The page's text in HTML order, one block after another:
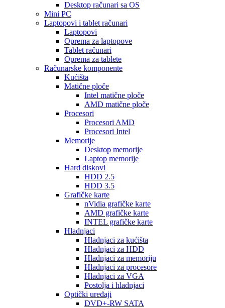
Desktop računari sa OS
Mini PC
Laptopovi i tablet računari
Laptopovi
Oprema za laptopove
Tablet računari
Oprema za tablete
Računarske komponente
Kućišta
Matične ploče
Intel matične ploče
AMD matične ploče
Procesori
Procesori AMD
Procesori Intel
Memorije
Desktop memorije
Laptop memorije
Hard diskovi
HDD 2.5
HDD 3.5
Grafičke karte
nVidia grafičke karte
AMD grafičke karte
INTEL grafičke karte
Hladnjaci
Hladnjaci za kućišta
Hladnjaci za HDD
Hladnjaci za memoriju
Hladnjaci za procesore
Hladnjaci za VGA
Postolja i hladnjaci
Optički uređaji
DVD+-RW SATA